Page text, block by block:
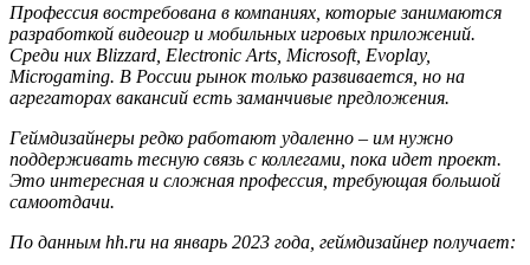
Профессия востребована в компаниях, которые занимаются
разработкой видеоигр и мобильных игровых приложений.
Среди них Blizzard, Electronic Arts, Microsoft, Evoplay,
Microgaming. В России рынок только развивается, но на
агрегаторах вакансий есть заманчивые предложения.
Геймдизайнеры редко работают удаленно – им нужно
поддерживать тесную связь с коллегами, пока идет проект.
Это интересная и сложная профессия, требующая большой
самоотдачи.
По данным hh.ru на январь 2023 года, геймдизайнер получает: